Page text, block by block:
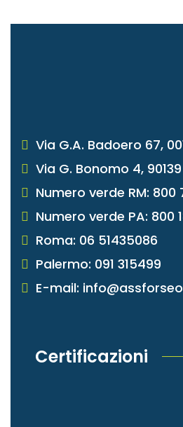
Via G.A. Badoero 67,
Via G. Bonomo 4,
Numero verde RM: 800
Numero verde PA: 800
Roma: 06 51435086
Palermo: 091 315499
E-mail:
Certificazioni